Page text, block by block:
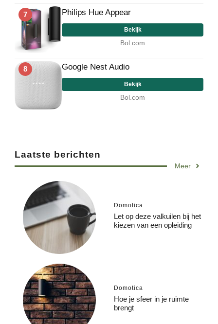
7 Philips Hue Appear
Bekijk
Bol.com
8 Google Nest Audio
Bekijk
Bol.com
Laatste berichten
Meer
Domotica
Let op deze valkuilen bij het
kiezen van een opleiding
Domotica
Hoe je sfeer in je ruimte
brengt